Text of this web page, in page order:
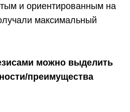
и ориентированным на
максимальный
можно выделить
преимущества